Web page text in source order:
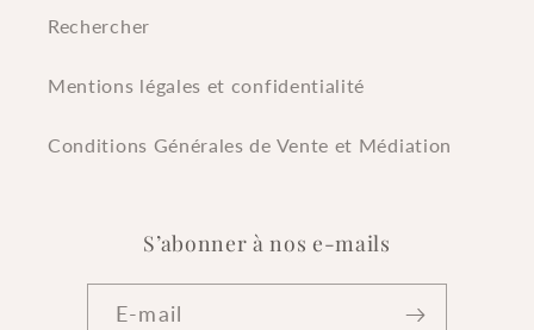
Rechercher
Mentions légales et confidentialité
Conditions Générales de Vente et Médiation
S’abonner à nos e-mails
E-mail